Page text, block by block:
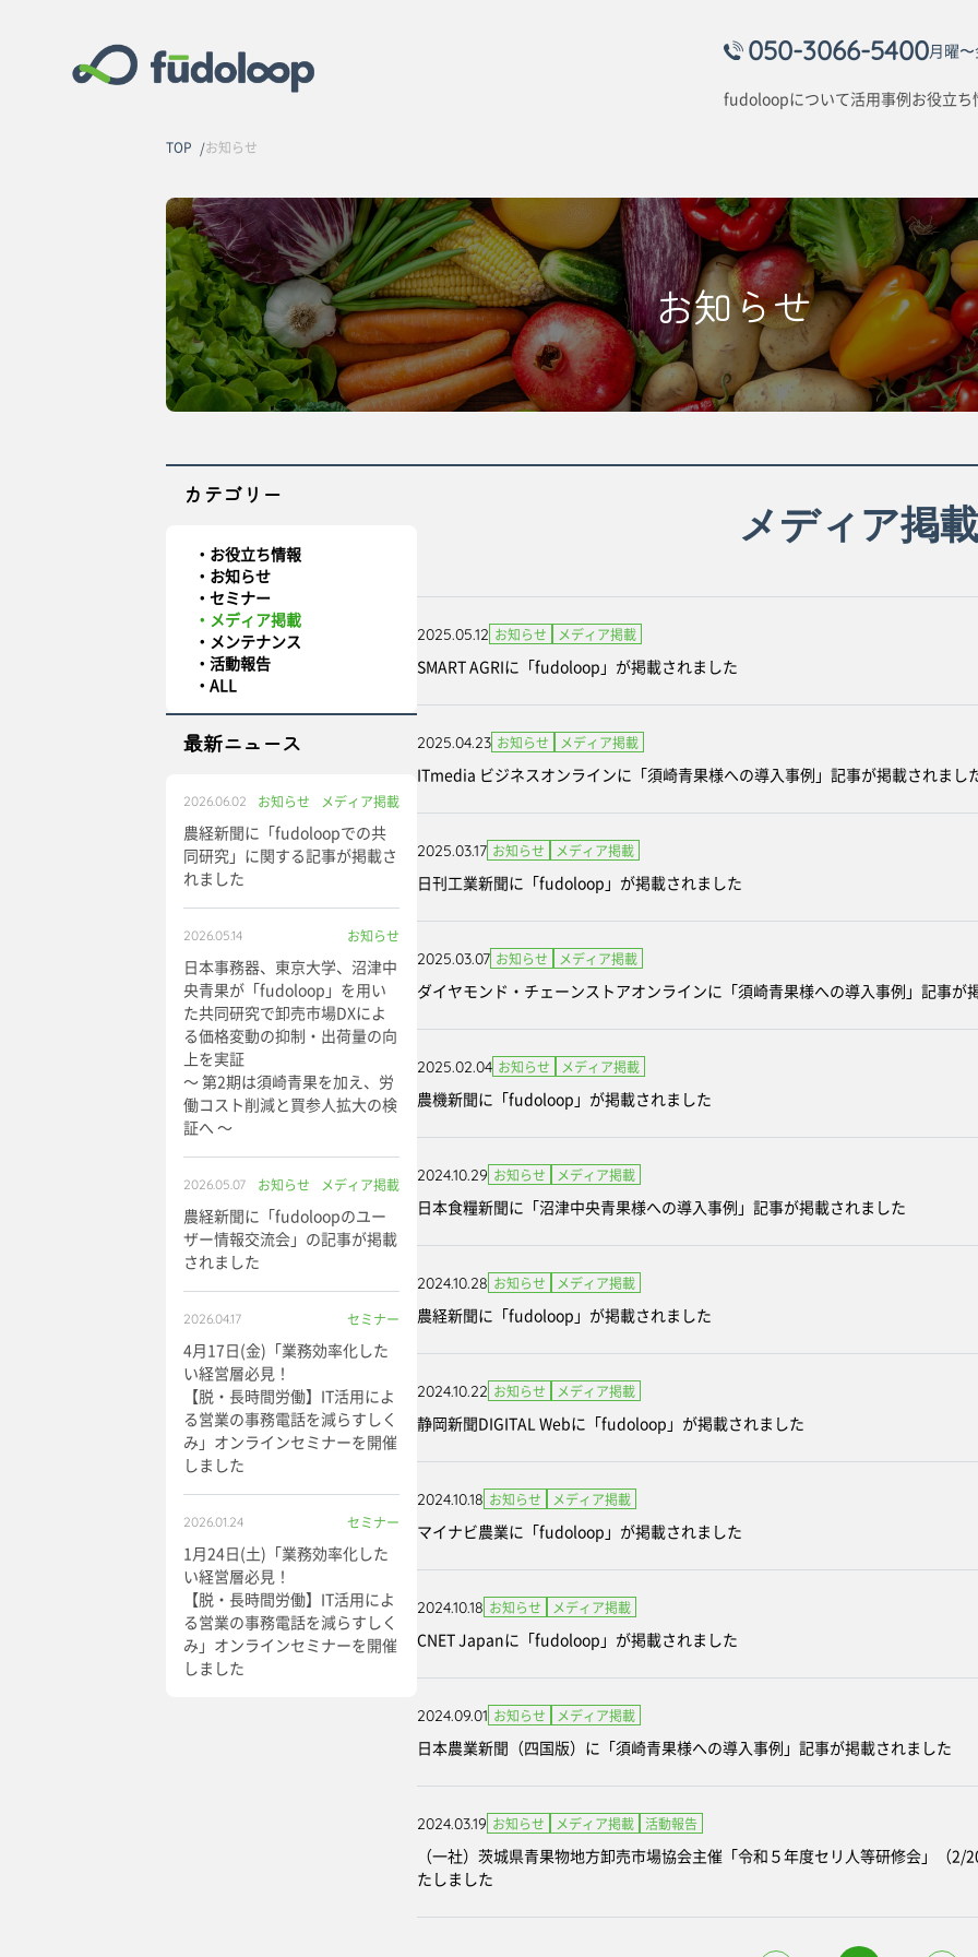
050-3066-5400月曜
fudoloopについて活用事例お役立ち
TOP お知らせ
お知らせ
カテゴリー
お役立ち情報
お知らせ
セミナー
メディア掲載
メンテナンス
活動報告
ALL
最新ニュース
2026.06.02 お知らせ メディア掲載
農経新聞に「fudoloopでの共
同研究」に関する記事が掲載さ
れました
2026.05.14 お知らせ
日本事務器、東京大学、沼津中
央青果が「fudoloop」を用い
た共同研究で卸売市場DXによ
る価格変動の抑制・出荷量の向
上を実証
～ 第2期は須崎青果を加え、労
働コスト削減と買参人拡大の検
証へ ～
2026.05.07 お知らせ メディア掲載
農経新聞に「fudoloopのユー
ザー情報交流会」の記事が掲載
されました
2026.04.17 セミナー
4月17日(金)「業務効率化した
い経営層必見！
【脱・長時間労働】IT活用によ
る営業の事務電話を減らすしく
み」オンラインセミナーを開催
しました
2026.01.24 セミナー
1月24日(土)「業務効率化した
い経営層必見！
【脱・長時間労働】IT活用によ
る営業の事務電話を減らすしく
み」オンラインセミナーを開催
しました
メディア掲載
2025.05.12 お知らせ メディア掲載
SMART AGRIに「fudoloop」が掲載されました
2025.04.23 お知らせ メディア掲載
ITmedia ビジネスオンラインに「須崎青果様への導入事例」記事が掲載されまし
2025.03.17 お知らせ メディア掲載
日刊工業新聞に「fudoloop」が掲載されました
2025.03.07 お知らせ メディア掲載
ダイヤモンド・チェーンストアオンラインに「須崎青果様への導入事例」記事が
2025.02.04 お知らせ メディア掲載
農機新聞に「fudoloop」が掲載されました
2024.10.29 お知らせ メディア掲載
日本食糧新聞に「沼津中央青果様への導入事例」記事が掲載されました
2024.10.28 お知らせ メディア掲載
農経新聞に「fudoloop」が掲載されました
2024.10.22 お知らせ メディア掲載
静岡新聞DIGITAL Webに「fudoloop」が掲載されました
2024.10.18 お知らせ メディア掲載
マイナビ農業に「fudoloop」が掲載されました
2024.10.18 お知らせ メディア掲載
CNET Japanに「fudoloop」が掲載されました
2024.09.01 お知らせ メディア掲載
日本農業新聞（四国版）に「須崎青果様への導入事例」記事が掲載されました
2024.03.19 お知らせ メディア掲載 活動報告
（一社）茨城県青果物地方卸売市場協会主催「令和５年度セリ人等研修会」（
たしました